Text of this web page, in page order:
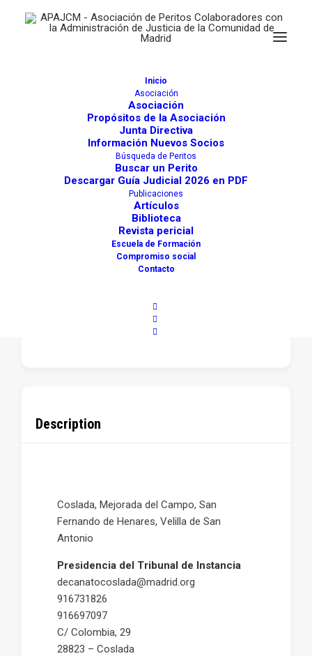
Inicio
Asociación
Asociación
Propósitos de la Asociación
Junta Directiva
Información Nuevos Socios
Búsqueda de Peritos
Buscar un Perito
Descargar Guía Judicial 2026 en PDF
Publicaciones
Artículos
Biblioteca
Revista pericial
Escuela de Formación
Compromiso social
Contacto
Juzgados de Coslada
Actividades
Comunidad de Madrid
Description
Coslada, Mejorada del Campo, San
Fernando de Henares, Velilla de San
Antonio
Presidencia del Tribunal de Instancia
decanatocoslada@madrid.org
916731826
916697097
C/ Colombia, 29
28823 – Coslada